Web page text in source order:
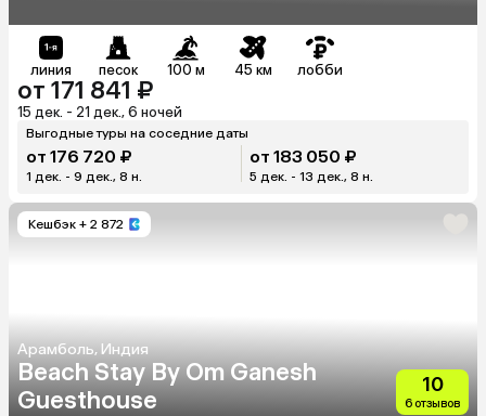
линия песок 100 м 45 км лобби
от 171 841 ₽
15 дек. - 21 дек., 6 ночей
Выгодные туры на соседние даты
от 176 720 ₽
1 дек. - 9 дек., 8 н.
от 183 050 ₽
5 дек. - 13 дек., 8 н.
Кешбэк + 2 872
Арамболь, Индия
Beach Stay By Om Ganesh
Guesthouse
10
6 отзывов